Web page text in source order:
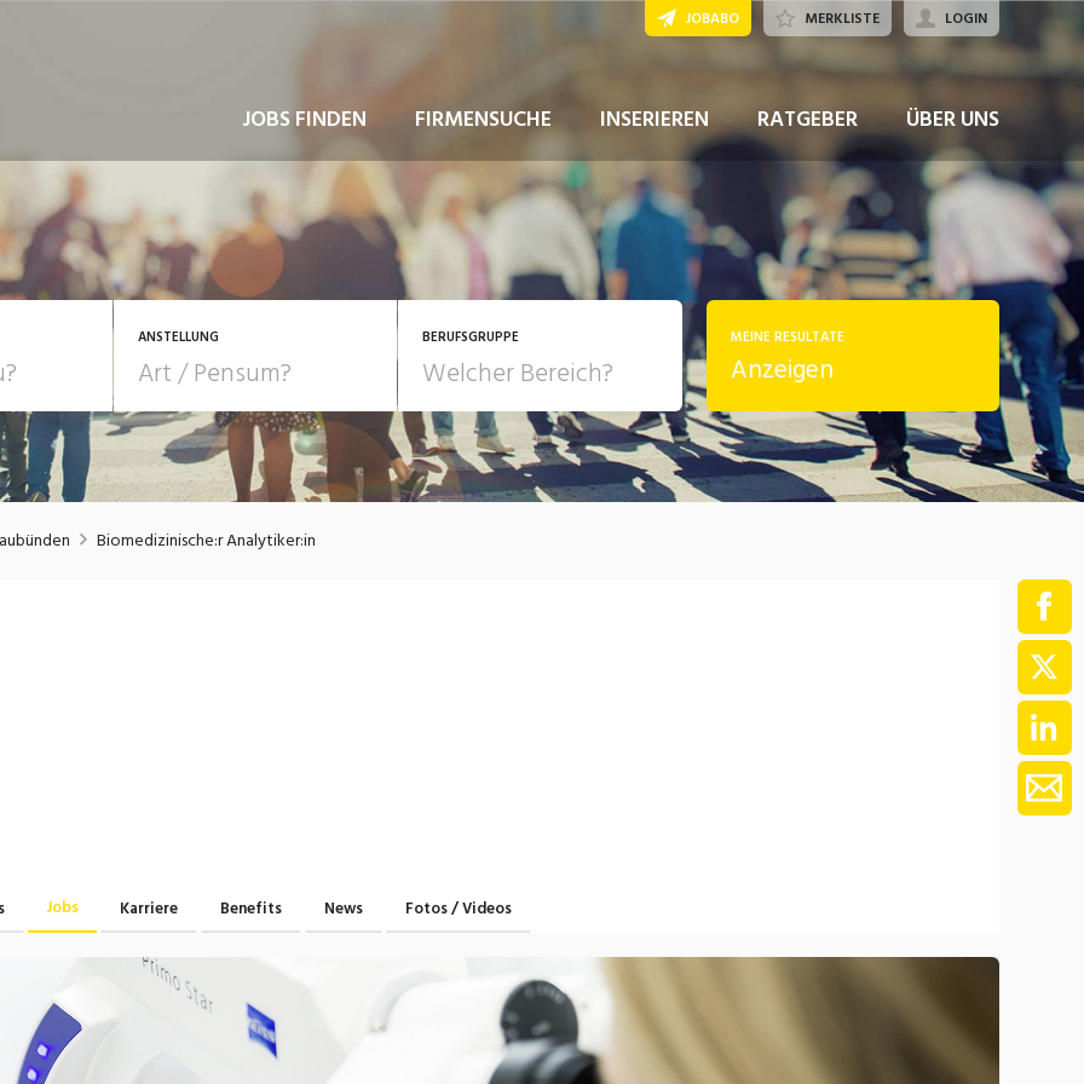
JOBS FINDEN FIRMENSUCHE INSERIEREN RATGEBER ÜBER UNS
JOBABO MERKLISTE LOGIN
ANSTELLUNG
10-100%Pensum
Temporär (befristet)
POSITION
BERUFSGRUPPE
Handwerk, Elektro Bildung, Kunst, Design, Soziale
Berufe, Sport
Human Resources
Handel, Kundenberatung,
MEINE RESULTATE
Anzeigen
Biomedizinische:r Analytiker:in
JETZT BEWERBEN
Jobs Karriere Benefits News Fotos / Videos